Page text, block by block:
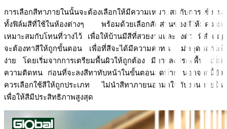
การเลือกสีทาภายในนั้นจะต้องเลือกให้มีความเหมาะสมกับการใช้งาน
ทั้งฟิล์มสีที่ใช้ในห้องต่างๆ พร้อมด้วยเลือกสัดส่วนของสีให้มีความ
เหมาะสมกับโทนที่วางไว้ เพื่อให้บ้านมีสีที่สวยงามและลงตัว ที่สำคัญ
จะต้องทาสีให้ถูกขั้นตอน เพื่อที่สีจะได้มีความคงทน ไม่หลุดลอกได้
ง่าย โดยเริ่มจากการเตรียมพื้นผิวให้ถูกต้อง มีการลงสีรองพื้น เพิ่ม
ความติดทน ก่อนที่จะลงสีทาทับหน้าในขั้นตอนสุดท้าย นอกจากนี้ยัง
ควรเลือกใช้สีให้ถูกประเภท ไม่นำสีทาภายนอกมาใช้กับงานภายใน
เพื่อให้สีมีประสิทธิภาพสูงสุด